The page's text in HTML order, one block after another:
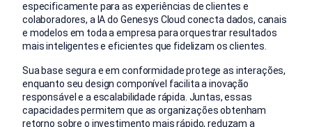
especificamente para as experiências de clientes e
colaboradores, a IA do Genesys Cloud conecta dados, canais
e modelos em toda a empresa para orquestrar resultados
mais inteligentes e eficientes que fidelizam os clientes.
Sua base segura e em conformidade protege as interações,
enquanto seu design componível facilita a inovação
responsável e a escalabilidade rápida. Juntas, essas
capacidades permitem que as organizações obtenham
retorno sobre o investimento mais rápido, reduzam a